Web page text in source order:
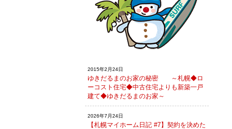
2015年2月24日
ゆきだるまのお家の秘密 ～札幌◆ロ
ーコスト住宅◆中古住宅よりも新築一戸
建て◆ゆきだるまのお家～
2026年7月24日
【札幌マイホーム日記 #7】契約を決めた